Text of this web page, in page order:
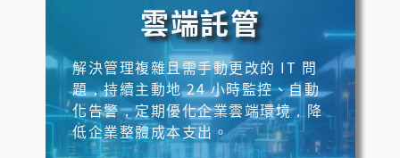
導入 AI 前必看：企業如何制定資料策略？
2026 企業 AI 模型怎麼選？Claude Fable 5 / GPT-5.6 / Gemini 3.6 Flash 深度比較
雲端託管
解決管理複雜且需手動更改的 IT 問
題，持續主動地 24 小時監控、自動
化告警，定期優化企業雲端環境，降
低企業整體成本支出。